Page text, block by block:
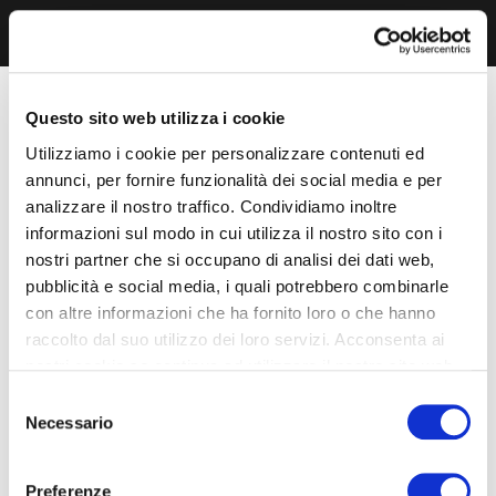
Questo sito web utilizza i cookie
Utilizziamo i cookie per personalizzare contenuti ed
annunci, per fornire funzionalità dei social media e per
analizzare il nostro traffico. Condividiamo inoltre
informazioni sul modo in cui utilizza il nostro sito con i
nostri partner che si occupano di analisi dei dati web,
pubblicità e social media, i quali potrebbero combinarle
con altre informazioni che ha fornito loro o che hanno
raccolto dal suo utilizzo dei loro servizi. Acconsenta ai
delNecessario
Preferenze